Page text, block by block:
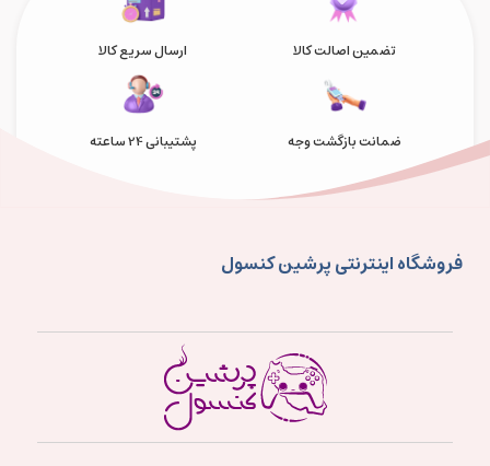
تضمین اصالت کالا ارسال سریع کالا
ضمانت بازگشت وجه پشتیبانی 24 ساعته
فروشگاه اینترنتی پرشین کنسول